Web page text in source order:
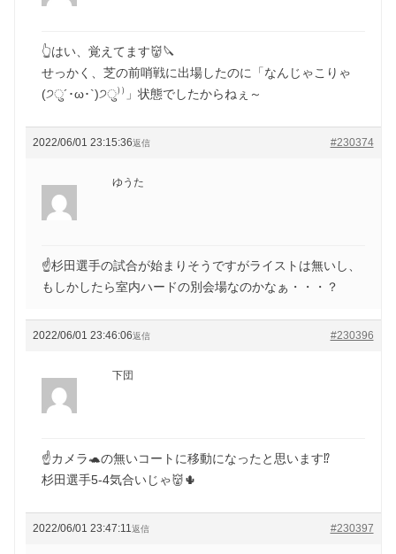
👆はい、覚えてます👹🔪
せっかく、芝の前哨戦に出場したのに「なんじゃこりゃ
(੭ु´･ω･`)੭ु⁾⁾」状態でしたからねぇ～
2022/06/01 23:15:36 #230374
返信
ゆうた
☝️杉田選手の試合が始まりそうですがライストは無いし、
もしかしたら室内ハードの別会場なのかなぁ・・・？
2022/06/01 23:46:06 #230396
返信
下団
☝️カメラ🐢の無いコートに移動になったと思います⁉️
杉田選手5-4気合いじゃ👹🌵
2022/06/01 23:47:11 #230397
返信